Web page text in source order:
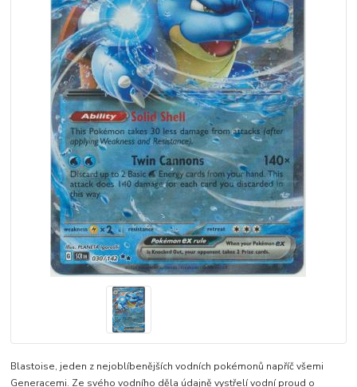
Blastoise, jeden z nejoblíbenějších vodních pokémonů napříč všemi
Generacemi. Ze svého vodního děla údajně vystřelí vodní proud o